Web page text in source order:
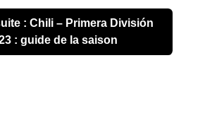
: Chili – Primera División
: guide de la saison